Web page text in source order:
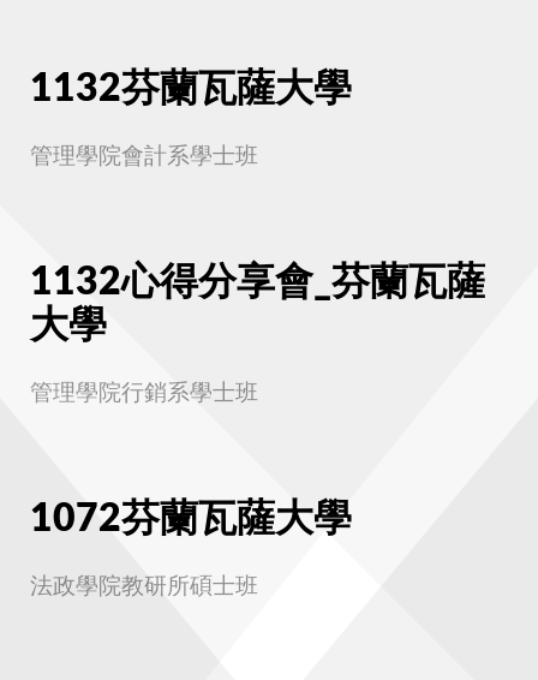
1132芬蘭瓦薩大學
管理學院會計系學士班
1132心得分享會_芬蘭瓦薩
大學
管理學院行銷系學士班
1072芬蘭瓦薩大學
法政學院教研所碩士班